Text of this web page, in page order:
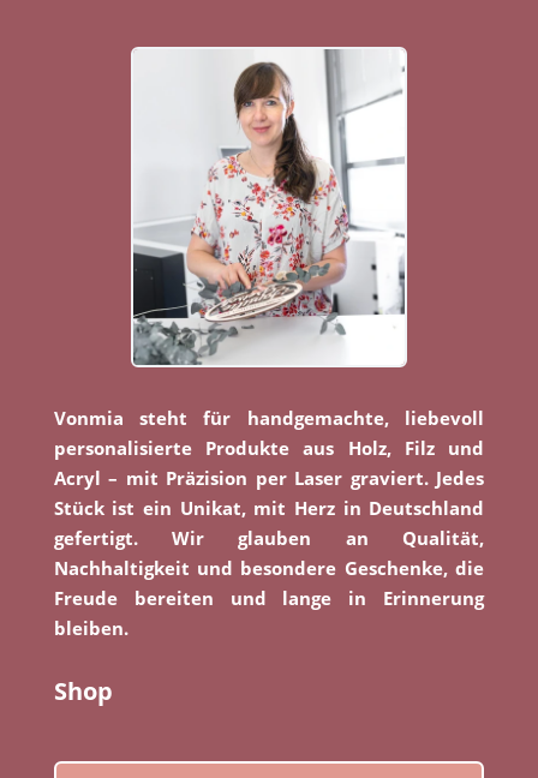
Vonmia steht für handgemachte, liebevoll
personalisierte Produkte aus Holz, Filz und
Acryl – mit Präzision per Laser graviert. Jedes
Stück ist ein Unikat, mit Herz in Deutschland
gefertigt. Wir glauben an Qualität,
Nachhaltigkeit und besondere Geschenke, die
Freude bereiten und lange in Erinnerung
bleiben.
Shop